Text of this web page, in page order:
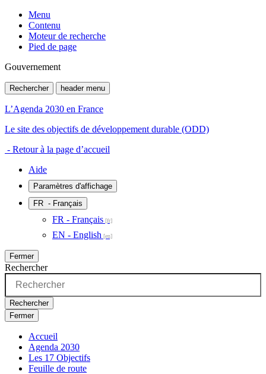
Menu
Contenu
Moteur de recherche
Pied de page
Gouvernement
Rechercher header menu
L’Agenda 2030 en France
Le site des objectifs de développement durable (ODD)
- Retour à la page d’accueil
Aide
Paramètres d'affichage
FR - Français
FR - Français
EN - English
Fermer
Rechercher
Rechercher
Fermer
Accueil
Agenda 2030
Les 17 Objectifs
Feuille de route